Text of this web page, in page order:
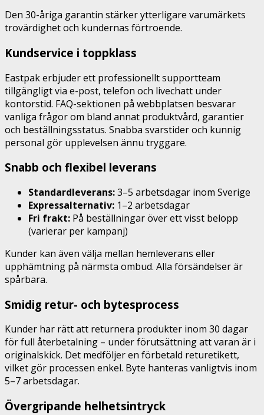
Den 30-åriga garantin stärker ytterligare varumärkets
trovärdighet och kundernas förtroende.
Kundservice i toppklass
Eastpak erbjuder ett professionellt supportteam
tillgängligt via e-post, telefon och livechatt under
kontorstid. FAQ-sektionen på webbplatsen besvarar
vanliga frågor om bland annat produktvård, garantier
och beställningsstatus. Snabba svarstider och kunnig
personal gör upplevelsen ännu tryggare.
Snabb och flexibel leverans
Standardleverans:3–5 arbetsdagar inom Sverige
Expressalternativ: 1–2 arbetsdagar
Fri frakt: På beställningar över ett visst belopp
(varierar per kampanj)
Kunder kan även välja mellan hemleverans eller
upphämtning på närmsta ombud. Alla försändelser är
spårbara.
Smidig retur- och bytesprocess
Kunder har rätt att returnera produkter inom 30 dagar
för full återbetalning – under förutsättning att varan är i
originalskick. Det medföljer en förbetald returetikett,
vilket gör processen enkel. Byte hanteras vanligtvis inom
5–7 arbetsdagar.
Övergripande helhetsintryck